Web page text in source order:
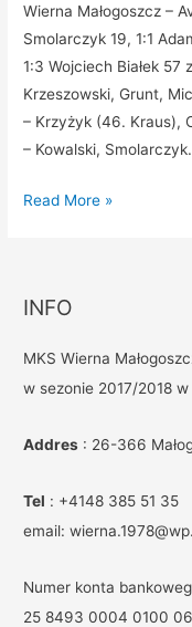
Wierna Małogoszcz –
Smolarczyk 19, 1:1
1:3 Wojciech Białek
Krzeszowski, Grunt,
– Krzyżyk (46. Kraus),
– Kowalski,
Read More »
INFO
MKS Wierna
w sezonie 2017/2018
Addres : 26-366
Tel : +4148 385 51 35
email:
Numer konta
25 8493 0004 0100